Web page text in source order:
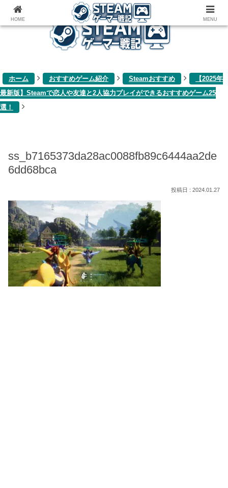
ゲーム関連雑記ブログ
ホーム おすすめゲーム紹介 Steamおすすめ
【2025年
最新版】Steamで恋人や友達と2人協力プレイができるおすすめゲーム25
選！
ss_b7165373da28ac0088fb89c6444aa2de
6dd68bca
2024.01.27
HOME MENU